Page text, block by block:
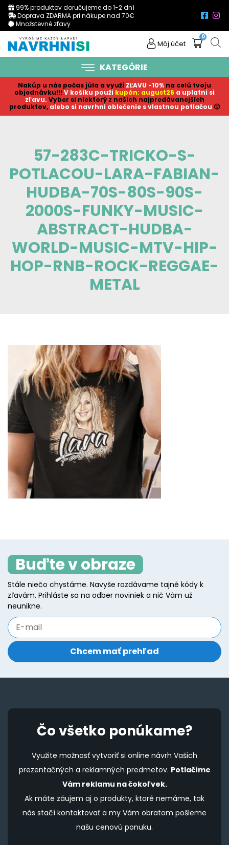
99% produktov doručujeme do 1-2 dní
Doprava ZDARMA pri nákupe nad 70€
Množstevné zľavy
Môj účet
0
KATEGÓRIE
Nakúp u nás počas júla a využi ZĽAVU -10% na celú tvoju
objednávku!!! V košíku použi kupón: august26 a uplatni si
zľavu. Vyber si niektorý z našich najpredávanejších
produktov, alebo si navrhni oblečenie s vlastnou potlačou 🙂
57-283C-TRICKO-S-
POTLACOU-LARA-FABIAN-
HUDBA-70S-80S-90S-
2000S-FUNKY-MUSIC-
ABSTRACT-HUDBA-
WORLD-MUSIC-MTV-HIP-
HOP-RNB-ROCK-REGGAE-
METAL
Buďte v obraze
Stále niečo chystáme. Navyše rozdávame tajné kódy k
zľavám. Prihláste sa na odber noviniek a nič Vám už
neunikne.
Čo všetko ponúkame?
Využite možnosť vytvoriť si online návrh Vašich
prezentačných a reklamných predmetov. Potlačíme
Vám reklamu na čokoľvek.
Ak máte záujem aj o produkty, ktoré nemáme, tak
nás stačí kontaktovať a my Vám obratom pošleme
našu cenovú ponuku.